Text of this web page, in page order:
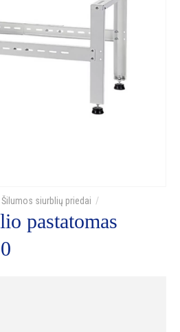
Šilumos siurblių priedai
pastatomas